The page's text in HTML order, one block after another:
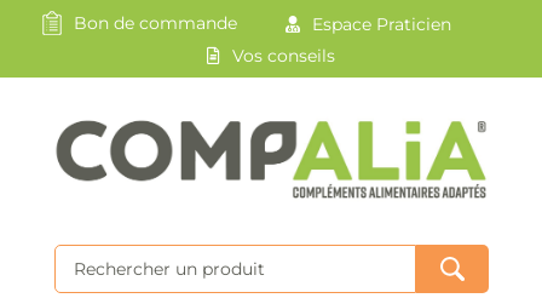
Bon de commande
Espace Praticien
Vos conseils